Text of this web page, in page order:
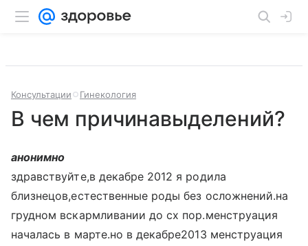
Консультации Гинекология
В чем причинавыделений?
анонимно
здравствуйте,в декабре 2012 я родила
близнецов,естественные роды без осложнений.на
грудном вскармливании до сх пор.менструация
началась в марте.но в декабре2013 менструация